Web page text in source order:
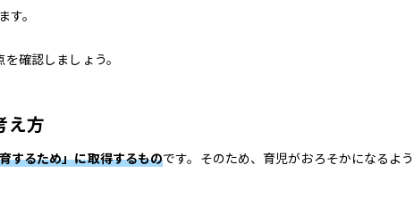
。
確認しましょう。
え方
するため」に取得するものです。そのため、育児がおろそかになるよう